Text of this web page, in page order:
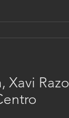
Xavi Razo